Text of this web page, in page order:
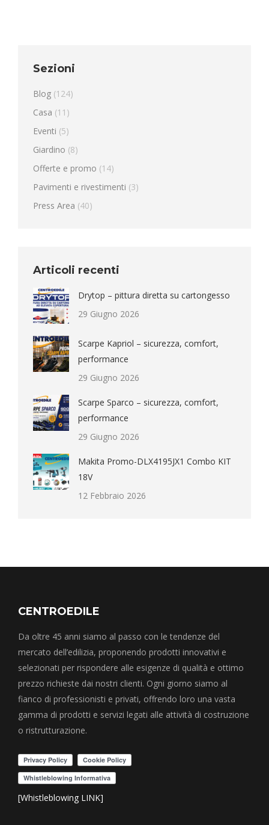
Sezioni
Blog (124)
Casa (11)
Eventi (5)
Giardino (8)
Offerte e promo (14)
Pavimenti e rivestimenti (3)
Press Area (40)
Articoli recenti
Drytop – pittura diretta su cartongesso
29 Giugno 2026
Scarpe Kapriol – sicurezza, comfort,
performance
29 Giugno 2026
Scarpe Sparco – sicurezza, comfort,
performance
29 Giugno 2026
Makita Promo-DLX4195JX1 Combo KIT
18V
12 Febbraio 2026
CENTROEDILE
Da oltre 45 anni siamo al passo con le tendenze del
mercato dell’edilizia, proponendo prodotti innovativi e
selezionati per rispondere alle esigenze di qualità e ottimo
prezzo richieste dai nostri clienti. Ogni giorno siamo al
fianco di professionisti e privati, offrendo loro una vasta
gamma di prodotti e servizi legati alle attività di costruzione
o ristrutturazione.
[Whistleblowing LINK]